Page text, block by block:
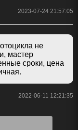
2023-07-24 21:57:05
не
мастер
сроки, цена
2022-06-11 12:21:35